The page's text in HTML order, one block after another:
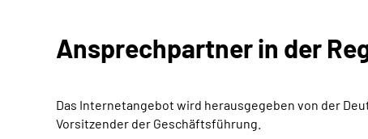
Ansprechpartner in der
Das Internetangebot wird herausgegeben von der
Vorsitzender der Geschäftsführung.